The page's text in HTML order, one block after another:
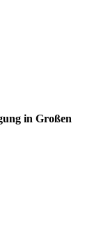
in Großen